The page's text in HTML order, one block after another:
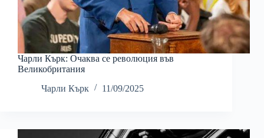
Чарли Кърк: Очаква се революция във
Великобритания
Чарли Кърк
11/09/2025